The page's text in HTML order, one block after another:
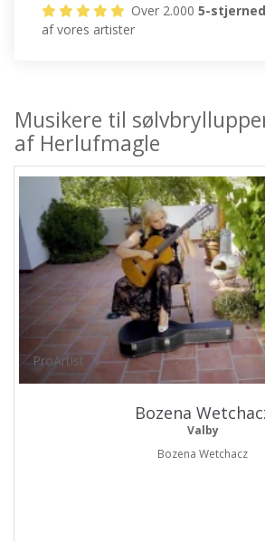
Over 2.0005-
af vores artister
Musikere til
af Herlufmagle
ProArtist
Bozena
Valby
Bozena Wetchacz